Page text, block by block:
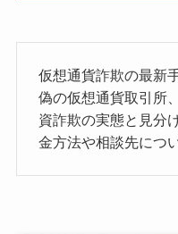
仮想通貨詐欺の最新
偽の仮想通貨取引所
資詐欺の実態と見分
金方法や相談先につ